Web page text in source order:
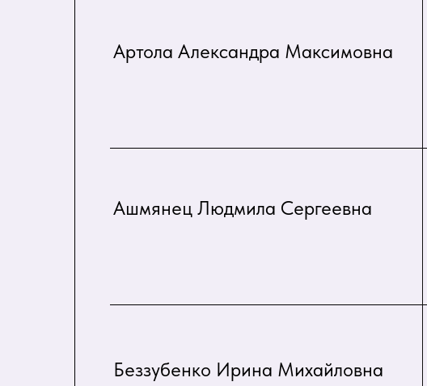
Артола Александра Максимовна
Ашмянец Людмила Сергеевна
Беззубенко Ирина Михайловна